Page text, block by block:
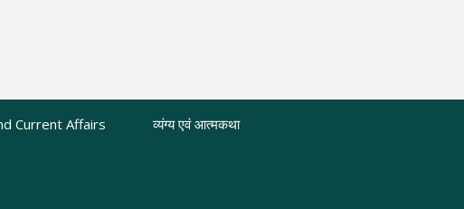
Current Affairs व्यंग्य एवं आत्मकथा